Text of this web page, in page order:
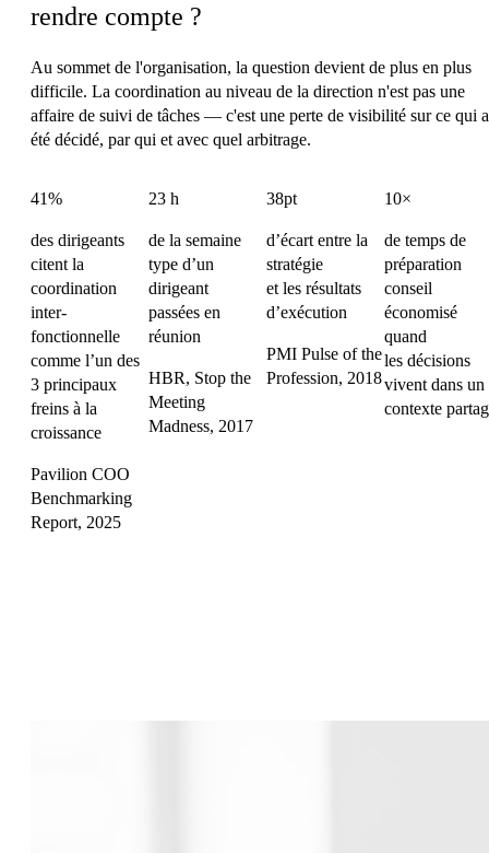
rendre compte ?
Au sommet de l'organisation, la question devient de plus en plus
difficile. La coordination au niveau de la direction n'est pas une
affaire de suivi de tâches — c'est une perte de visibilité sur ce qui a
été décidé, par qui et avec quel arbitrage.
41%
des dirigeants
citent la
coordination
inter-
fonctionnelle
comme l’un des
3 principaux
freins à la
croissance
Pavilion COO
Benchmarking
Report, 2025
23 h
de la semaine
type d’un
dirigeant
passées en
réunion
HBR, Stop the
Meeting
Madness, 2017
38pt
d’écart entre la
stratégie
et les résultats
d’exécution
PMI Pulse of the
Profession, 2018
10×
de temps de
préparation
conseil
économisé
quand
les décisions
vivent dans un
contexte